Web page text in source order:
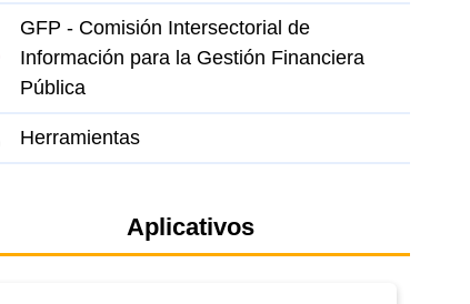
GFP - Comisión Intersectorial de
Información para la Gestión Financiera
Pública
Herramientas
Aplicativos